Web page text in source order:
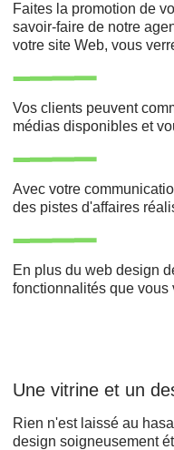
Faites la promotion de
savoir-faire de notre
votre site Web, vous
Vos clients peuvent
médias disponibles et
Avec votre
des pistes d'affaires
En plus du web design
fonctionnalités que
Une vitrine et un
Rien n'est laissé au
design soigneusement